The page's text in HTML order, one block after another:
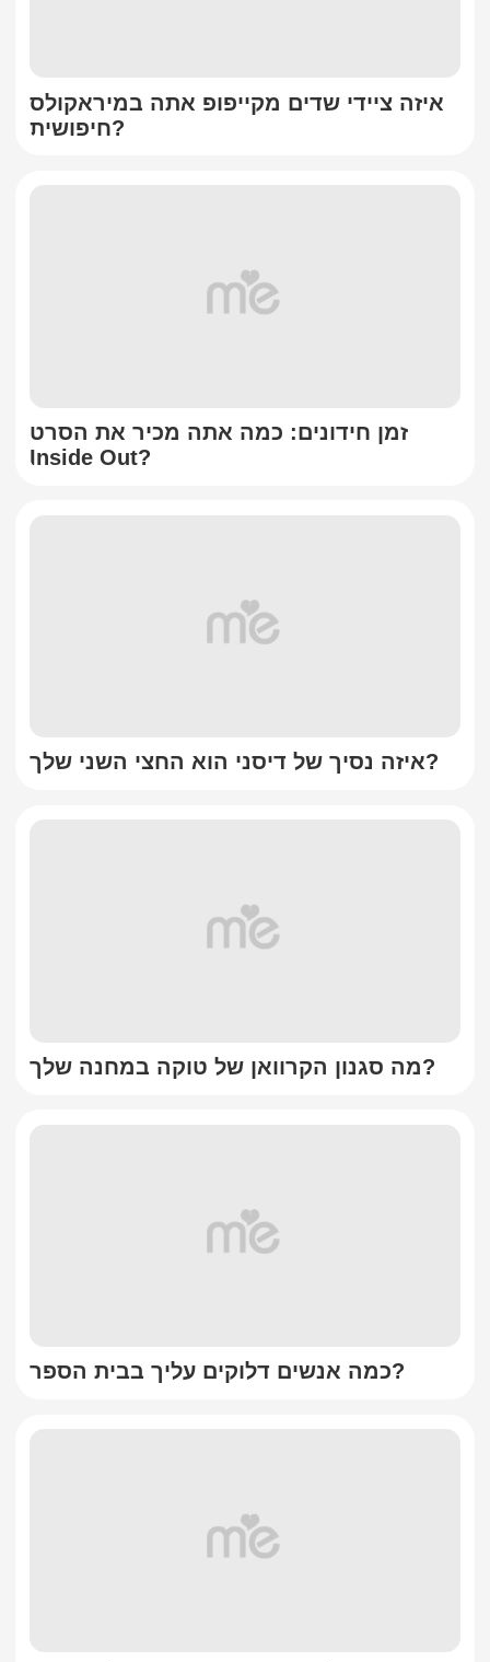
איזה ציידי שדים מקייפופ אתה במיראקולס
חיפושית?
זמן חידונים: כמה אתה מכיר את הסרט
Inside Out?
איזה נסיך של דיסני הוא החצי השני שלך?
מה סגנון הקרוואן של טוקה במחנה שלך?
כמה אנשים דלוקים עליך בבית הספר?